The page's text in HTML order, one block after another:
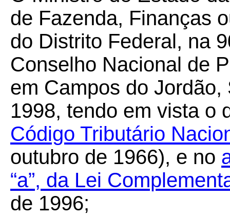
de Fazenda, Finanças
do Distrito Federal, na
Conselho Nacional de
em Campos do
1998, tendo em vista o
Código Tributário
outubro de 1966), e no
“a”, da Lei
de 1996;